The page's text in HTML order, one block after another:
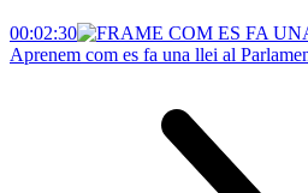
00:02:30
Aprenem com es fa una llei al